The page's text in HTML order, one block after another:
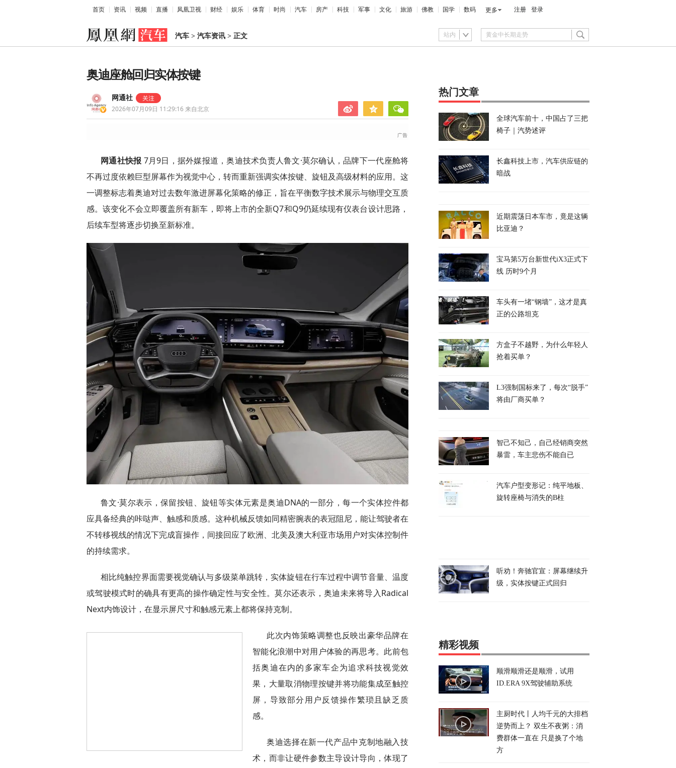
首页 资讯 视频 直播 凤凰卫视 财经 娱乐 体育 时尚 汽车 房产 科技 军事 文化 旅游 佛教 国学 数码 更多 注册 登录
汽车 > 汽车资讯 > 正文 站内
奥迪座舱回归实体按键
网通社
2026年07月09日 11:29:16来自北京
网通社快报 7月9日，据外媒报道，奥迪技术负责人鲁文·莫尔确认，品牌下一代座舱将
不再过度依赖巨型屏幕作为视觉中心，转而重新强调实体按键、旋钮及高级材料的应用。这
一调整标志着奥迪对过去数年激进屏幕化策略的修正，旨在平衡数字技术展示与物理交互质
感。该变化不会立即覆盖所有新车，即将上市的全新Q7和Q9仍延续现有仪表台设计思路，
后续车型将逐步切换至新标准。
鲁文·莫尔表示，保留按钮、旋钮等实体元素是奥迪DNA的一部分，每一个实体控件都
应具备经典的咔哒声、触感和质感。这种机械反馈如同精密腕表的表冠阻尼，能让驾驶者在
不转移视线的情况下完成盲操作，间接回应了欧洲、北美及澳大利亚市场用户对实体控制件
的持续需求。
相比纯触控界面需要视觉确认与多级菜单跳转，实体旋钮在行车过程中调节音量、温度
或驾驶模式时的确具有更高的操作确定性与安全性。莫尔还表示，奥迪未来将导入Radical
Next内饰设计，在显示屏尺寸和触感元素上都将保持克制。
此次内饰策略调整也反映出豪华品牌在
智能化浪潮中对用户体验的再思考。此前包
括奥迪在内的多家车企为追求科技视觉效
果，大量取消物理按键并将功能集成至触控
屏，导致部分用户反馈操作繁琐且缺乏质
感。
奥迪选择在新一代产品中克制地融入技
术，而非让硬件参数主导设计导向，体现了
热门文章
全球汽车前十，中国占了三把
椅子｜汽势述评
长鑫科技上市，汽车供应链的
暗战
近期震荡日本车市，竟是这辆
比亚迪？
宝马第5万台新世代iX3正式下
线 历时9个月
车头有一堵“钢墙”，这才是真
正的公路坦克
方盒子不越野，为什么年轻人
抢着买单？
L3强制国标来了，每次“脱手”
将由厂商买单？
智己不知己，自己经销商突然
暴雷，车主悲伤不能自已
汽车户型变形记：纯平地板、
旋转座椅与消失的B柱
听劝！奔驰官宣：屏幕继续升
级，实体按键正式回归
精彩视频
顺滑顺滑还是顺滑，试用
ID.ERA 9X驾驶辅助系统
主厨时代丨人均千元的大排档
逆势而上？ 双生不夜粥：消
费群体一直在 只是换了个地
方